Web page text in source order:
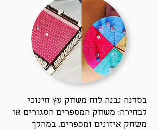
בסדנה נבנה לוח משחק עץ חינוכי
לבחירה: משחק המספרים הסגורים או
משחק איזונים ומספרים. במהלך